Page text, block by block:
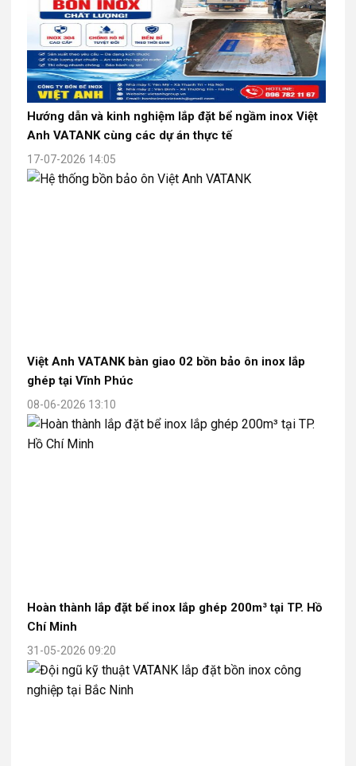
Hướng dẫn và kinh nghiệm lắp đặt bể ngầm inox Việt
Anh VATANK cùng các dự án thực tế
17-07-2026 14:05
Việt Anh VATANK bàn giao 02 bồn bảo ôn inox lắp
ghép tại Vĩnh Phúc
08-06-2026 13:10
Hoàn thành lắp đặt bể inox lắp ghép 200m³ tại TP. Hồ
Chí Minh
31-05-2026 09:20